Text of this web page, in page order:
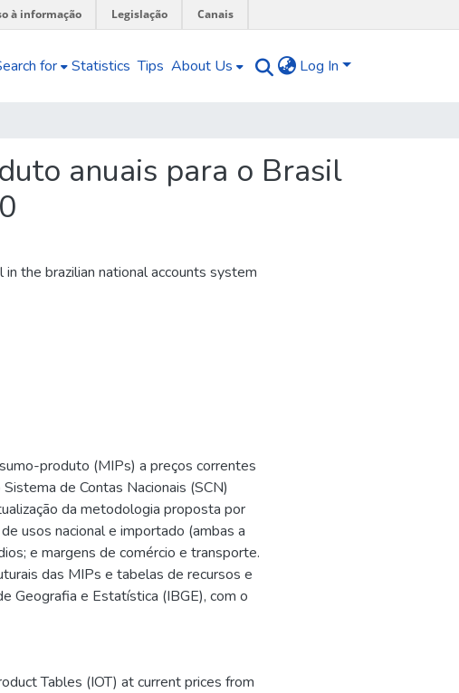
à informação Legislação Canais
for Statistics Tips About Us Log In
anuais para o Brasil
the brazilian national accounts system
produto (MIPs) a preços correntes
de Contas Nacionais (SCN)
da metodologia proposta por
usos nacional e importado (ambas a
e margens de comércio e transporte.
das MIPs e tabelas de recursos e
Geografia e Estatística (IBGE), com o
Tables (IOT) at current prices from